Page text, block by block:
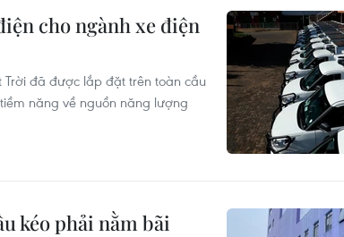
cho ngành xe điện
đã được lắp đặt trên toàn cầu
năng về nguồn năng lượng
kéo phải nằm bãi